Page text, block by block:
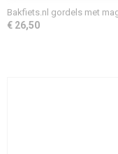
Bakfiets.nl gordels met
€ 26,50